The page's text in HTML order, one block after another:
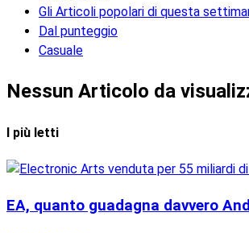
Gli Articoli popolari di questa
Dal punteggio
Casuale
Nessun Articolo da
I più letti
EA, quanto guadagna davvero